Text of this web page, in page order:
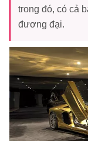
trong đó, có cả
đương đại.